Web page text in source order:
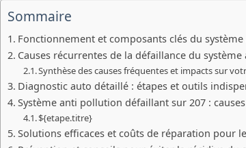
Sommaire
Fonctionnement et composants clés du
Causes récurrentes de la défaillance du
Synthèse des causes fréquentes et impacts sur
Diagnostic auto détaillé : étapes et outils
Système anti pollution défaillant sur 207 :
${etape.titre}
Solutions efficaces et coûts de réparation pour